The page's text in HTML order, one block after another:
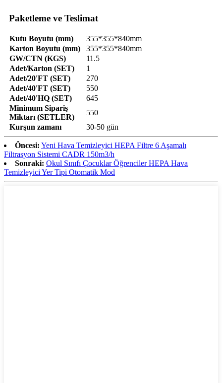
Paketleme ve Teslimat
Kutu Boyutu (mm)
355*355*840mm
Karton Boyutu (mm)
355*355*840mm
GW/CTN (KGS)
11.5
Adet/Karton (SET)
1
Adet/20'FT (SET)
270
Adet/40'FT (SET)
550
Adet/40'HQ (SET)
645
Minimum Sipariş
Miktarı (SETLER)
550
Kurşun zamanı
30-50 gün
Öncesi: Yeni Hava Temizleyici HEPA Filtre 6 Aşamalı
Filtrasyon Sistemi CADR 150m3/h
Sonraki: Okul Sınıfı Çocuklar Öğrenciler HEPA Hava
Temizleyici Yer Tipi Otomatik Mod